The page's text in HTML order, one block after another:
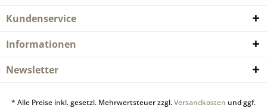
Kundenservice
Informationen
Newsletter
* Alle Preise inkl. gesetzl. Mehrwertsteuer zzgl.Versandkosten und ggf.